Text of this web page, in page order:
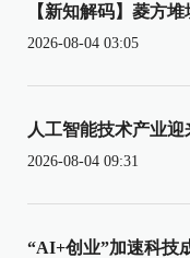
【新知解码】菱方
2026-08-04 03:05
人工智能技术产业
2026-08-04 09:31
“AI+创业”加速科技